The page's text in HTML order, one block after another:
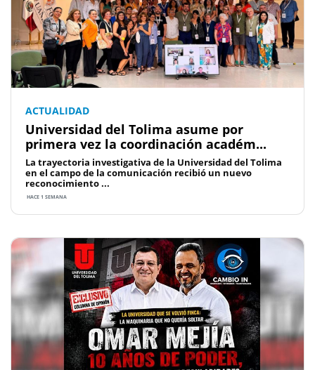
ACTUALIDAD
Universidad del Tolima asume por
primera vez la coordinación académ...
La trayectoria investigativa de la Universidad del Tolima
en el campo de la comunicación recibió un nuevo
reconocimiento ...
HACE 1 SEMANA